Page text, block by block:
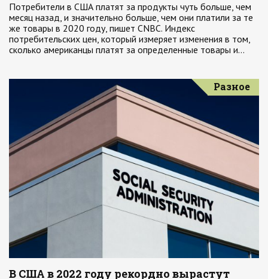
Потребители в США платят за продукты чуть больше, чем
месяц назад, и значительно больше, чем они платили за те
же товары в 2020 году, пишет CNBC. Индекс
потребительских цен, который измеряет изменения в том,
сколько американцы платят за определенные товары и…
Разное
В США в 2022 году рекордно вырастут